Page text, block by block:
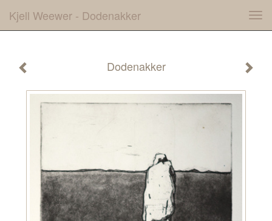
Kjell Weewer - Dodenakker
Dodenakker